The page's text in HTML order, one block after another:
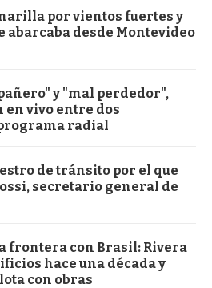
por vientos fuertes y
abarcaba desde Montevideo
y "mal perdedor",
vivo entre dos
radial
de tránsito por el que
secretario general de
frontera con Brasil: Rivera
hace una década y
con obras